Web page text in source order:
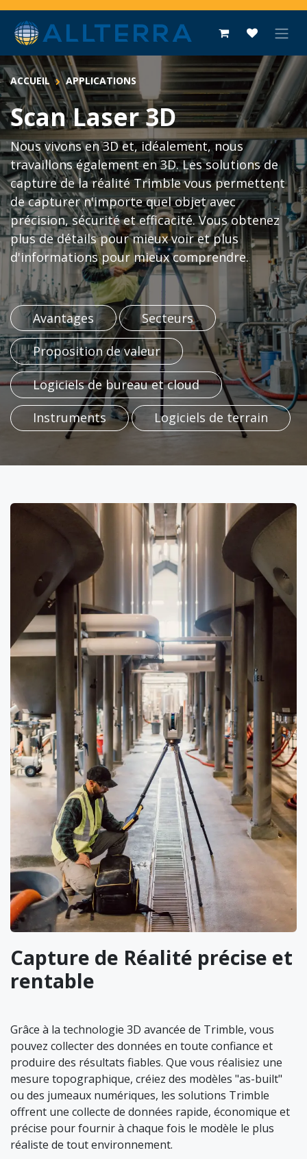
Se rendre au contenu
ACCUEIL APPLICATIONS
Scan Laser 3D
Nous vivons en 3D et, idéalement, nous
travaillons également en 3D. Les solutions de
capture de la réalité Trimble vous permettent
de capturer n'importe quel objet avec
précision, sécurité et efficacité. Vous obtenez
plus de détails pour mieux voir et plus
d'informations pour mieux comprendre.
Avantages​​ Secteurs​​
Proposition​​​ de valeur​
Logiciels de bureau et cloud​
Instruments​ Logiciels de terrain
Capture de Réalité précise et
rentable
Grâce à la technologie 3D avancée de Trimble, vous
pouvez collecter des données en toute confiance et
produire des résultats fiables. Que vous réalisiez une
mesure topographique, créiez des modèles "as-built"
ou des jumeaux numériques, les solutions Trimble
offrent une collecte de données rapide, économique et
précise pour fournir à chaque fois le modèle le plus
réaliste de tout environnement.